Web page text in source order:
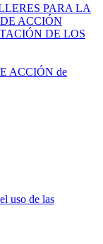
PARA LA
ACCIÓN
DE LOS
ACCIÓN de
uso de las